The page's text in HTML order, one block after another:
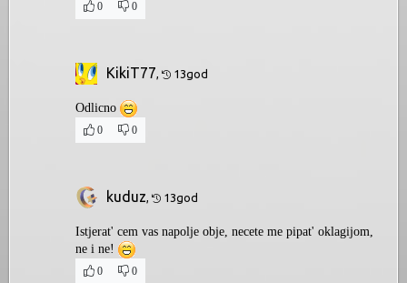
0 0
KikiT77, 13god
Odlicno
0 0
kuduz, 13god
Istjerat' cem vas napolje obje, necete me pipat' oklagijom,
ne i ne!
0 0